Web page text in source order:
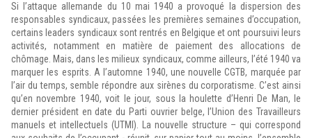
Si l’attaque allemande du 10 mai 1940 a provoqué la dispersion des
responsables syndicaux, passées les premières semaines d’occupation,
certains leaders syndicaux sont rentrés en Belgique et ont poursuivi leurs
activités, notamment en matière de paiement des allocations de
chômage. Mais, dans les milieux syndicaux, comme ailleurs, l’été 1940 va
marquer les esprits. A l’automne 1940, une nouvelle CGTB, marquée par
l’air du temps, semble répondre aux sirènes du corporatisme. C’est ainsi
qu’en novembre 1940, voit le jour, sous la houlette d’Henri De Man, le
dernier président en date du Parti ouvrier belge, l’Union des Travailleurs
manuels et intellectuels (UTMI). La nouvelle structure – qui correspond